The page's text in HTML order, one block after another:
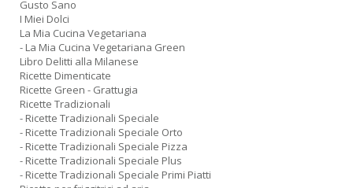
Gusto Sano
I Miei Dolci
La Mia Cucina Vegetariana
- La Mia Cucina Vegetariana Green
Libro Delitti alla Milanese
Ricette Dimenticate
Ricette Green - Grattugia
Ricette Tradizionali
- Ricette Tradizionali Speciale
- Ricette Tradizionali Speciale Orto
- Ricette Tradizionali Speciale Pizza
- Ricette Tradizionali Speciale Plus
- Ricette Tradizionali Speciale Primi Piatti